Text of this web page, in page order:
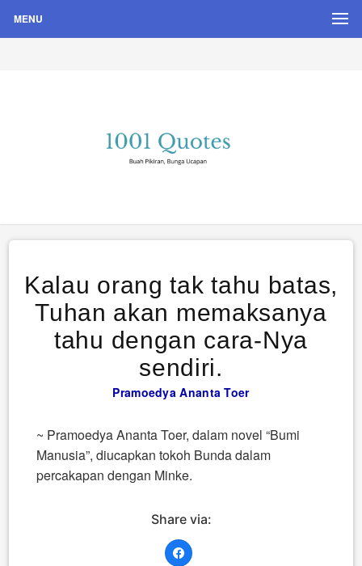
MENU
Quote Hari Puisi
Kalau orang tak tahu batas,
Tuhan akan memaksanya
tahu dengan cara-Nya
sendiri.
Pramoedya Ananta Toer
~ Pramoedya Ananta Toer, dalam novel “Bumi
Manusia”, diucapkan tokoh Bunda dalam
percakapan dengan Minke.
Share via: